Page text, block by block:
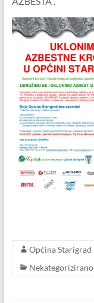
Općina Starigrad
Nekategorizirano